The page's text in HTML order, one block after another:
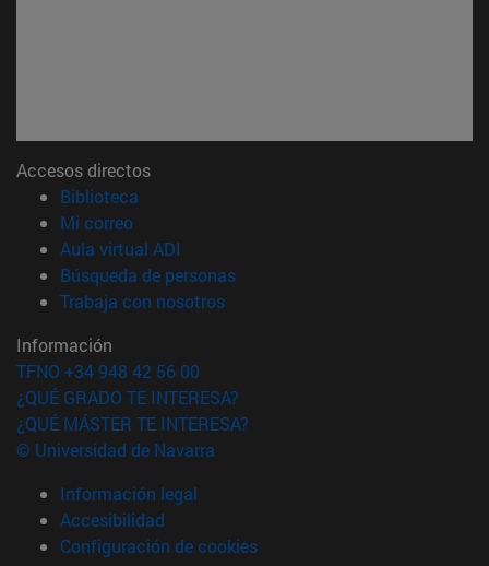
Accesos directos
Biblioteca
Mi correo(abre en nueva ventana)
Aula virtual ADI
Búsqueda de personas(abre en nueva ventana)
Trabaja con nosotros(abre en nueva ventana)
Información
TFNO +34 948 42 56 00
¿QUÉ GRADO TE INTERESA?
¿QUÉ MÁSTER TE INTERESA?
© Universidad de Navarra
Información legal
Accesibilidad
Configuración de cookies